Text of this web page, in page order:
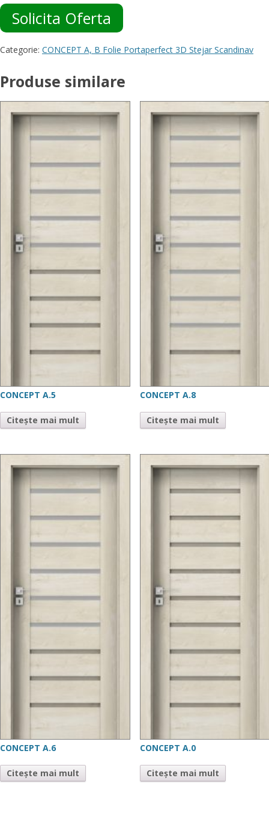
Solicita Oferta
Categorie: CONCEPT A, B Folie Portaperfect 3D Stejar Scandinav
Produse similare
CONCEPT A.5
Citește mai mult
CONCEPT A.8
Citește mai mult
CONCEPT A.6
Citește mai mult
CONCEPT A.0
Citește mai mult